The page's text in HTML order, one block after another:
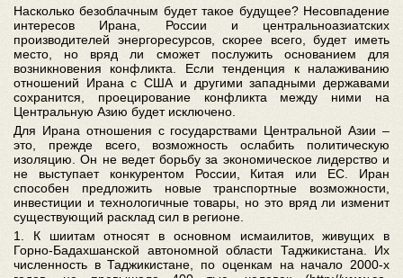
Насколько безоблачным будет такое будущее? Несовпадение
интересов Ирана, России и центральноазиатских
производителей энергоресурсов, скорее всего, будет иметь
место, но вряд ли сможет послужить основанием для
возникновения конфликта. Если тенденция к налаживанию
отношений Ирана с США и другими западными державами
сохранится, проецирование конфликта между ними на
Центральную Азию будет исключено.
Для Ирана отношения с государствами Центральной Азии –
это, прежде всего, возможность ослабить политическую
изоляцию. Он не ведет борьбу за экономическое лидерство и
не выступает конкурентом России, Китая или ЕС. Иран
способен предложить новые транспортные возможности,
инвестиции и технологичные товары, но это вряд ли изменит
существующий расклад сил в регионе.
1. К шиитам относят в основном исмаилитов, живущих в
Горно-Бадахшанской автономной области Таджикистана. Их
численность в Таджикистане, по оценкам на начало 2000-х